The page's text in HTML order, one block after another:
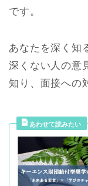
です。
あなたを深く知
深くない人の意
知り、面接への